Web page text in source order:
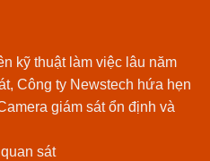
kỹ thuật làm việc lâu năm
Công ty Newstech hứa hẹn
giám sát ổn định và
sát